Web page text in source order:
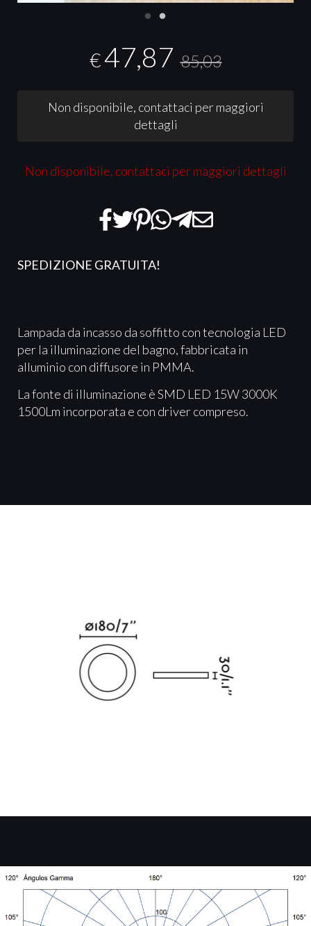
€47,87 85,03
Non disponibile, contattaci per maggiori
dettagli
Non disponibile, contattaci per maggiori dettagli
SPEDIZIONE GRATUITA!
Lampada da incasso da soffitto con tecnologia LED
per la illuminazione del bagno, fabbricata in
alluminio con diffusore in PMMA.
La fonte di illuminazione è SMD LED 15W 3000K
1500Lm incorporata e con driver compreso.